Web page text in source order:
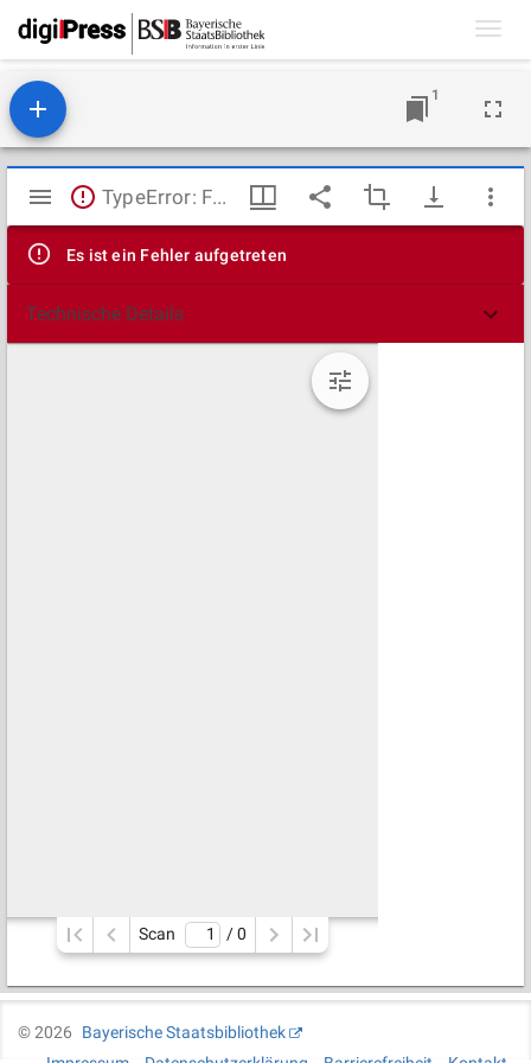
1
Mirador
Viewer
TypeError: Failed to fetch
Es ist ein Fehler aufgetreten
Technische Details
Scan / 0
©2026
Bayerische Staatsbibliothek